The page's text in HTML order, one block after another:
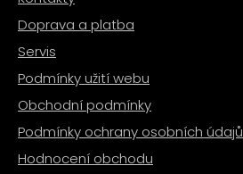
Doprava a platba
Servis
Podmínky užití webu
Obchodní podmínky
Podmínky ochrany osobních údajů
Hodnocení obchodu